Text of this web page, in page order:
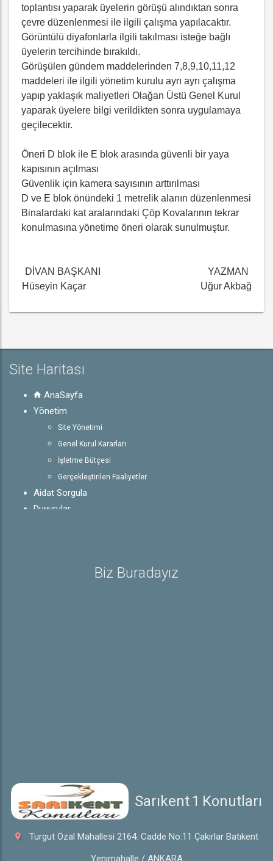
toplantısı yaparak üyelerin görüşü alındıktan sonra
çevre düzenlenmesi ile ilgili çalışma yapılacaktır.
Görüntülü diyafonlarla ilgili takılması isteğe bağlı
üyelerin tercihinde bırakıldı.
Görüşülen gündem maddelerinden 7,8,9,10,11,12
maddeleri ile ilgili yönetim kurulu ayrı ayrı çalışma
yapıp yaklaşık maliyetleri Olağan Üstü Genel Kurul
yaparak üyelere bilgi verildikten sonra uygulamaya
geçilecektir.
Öneri D blok ile E blok arasında güvenli bir yaya
kapısının açılması
Güvenlik için kamera sayısının arttırılması
D ve E blok önündeki 1 metrelik alanın düzenlenmesi
Binalardaki kat aralarındaki Çöp Kovalarının tekrar
konulmasına yönetime öneri olarak sunulmuştur.
DİVAN BAŞKANI YAZMAN
Hüseyin Kaçar Uğur Akbağ
Site Haritası
AnaSayfa
Yönetim
Site Yönetimi
Genel Kurul Kararları
İşletme Bütçesi
Gerçekleştirilen Faaliyetler
Aidat Sorgula
Duyurular
Biz Buradayız
Sarıkent  1  Konutları
Turgut Özal Mahallesi 2164. Cadde No:11 Çakırlar Batıkent
Yenimahalle / ANKARA